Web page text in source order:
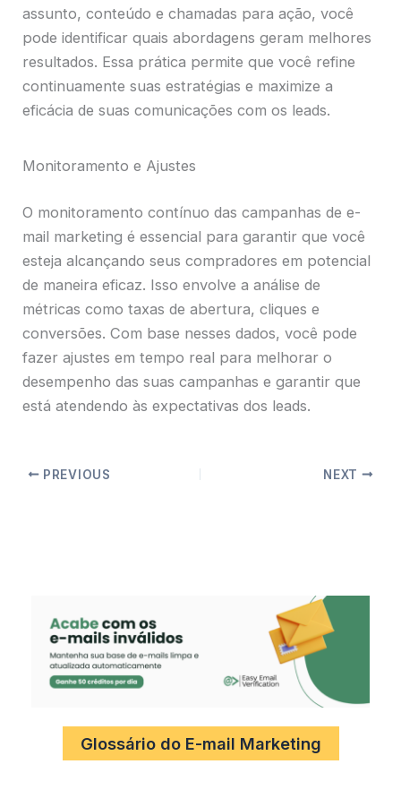
assunto, conteúdo e chamadas para ação, você
pode identificar quais abordagens geram melhores
resultados. Essa prática permite que você refine
continuamente suas estratégias e maximize a
eficácia de suas comunicações com os leads.
Monitoramento e Ajustes
O monitoramento contínuo das campanhas de e-
mail marketing é essencial para garantir que você
esteja alcançando seus compradores em potencial
de maneira eficaz. Isso envolve a análise de
métricas como taxas de abertura, cliques e
conversões. Com base nesses dados, você pode
fazer ajustes em tempo real para melhorar o
desempenho das suas campanhas e garantir que
está atendendo às expectativas dos leads.
PREVIOUS NEXT
Glossário do E-mail Marketing